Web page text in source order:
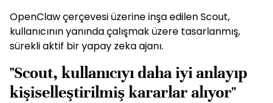
OpenClaw çerçevesi üzerine inşa edilen Scout,
kullanıcının yanında çalışmak üzere tasarlanmış,
sürekli aktif bir yapay zeka ajanı.
"Scout, kullanıcıyı daha iyi anlayıp
kişiselleştirilmiş kararlar alıyor"